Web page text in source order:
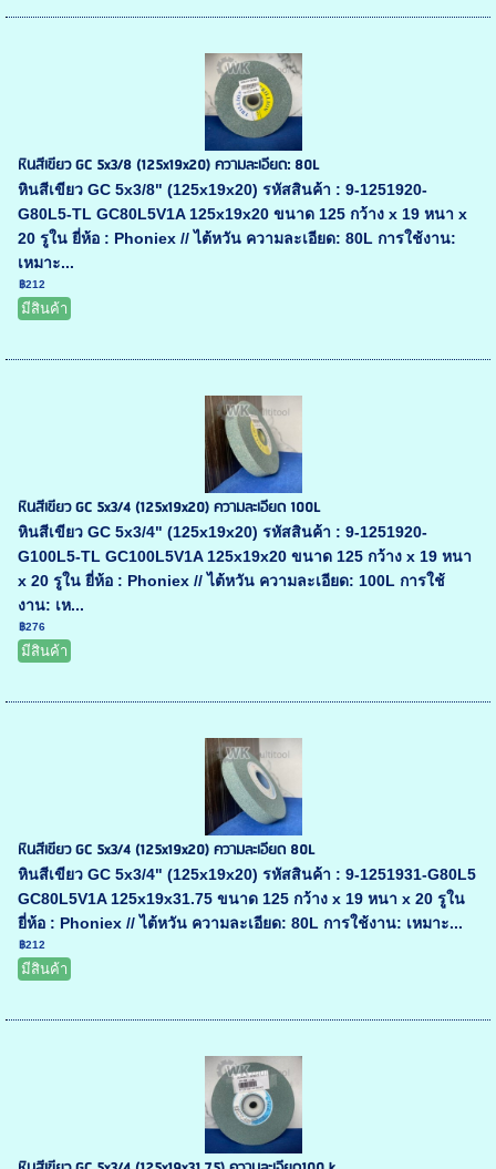
หินสีเขียว GC 5x3/8 (125x19x20) ความละเอียด: 80L
หินสีเขียว GC 5x3/8" (125x19x20) รหัสสินค้า : 9-1251920-
G80L5-TL GC80L5V1A 125x19x20 ขนาด 125 กว้าง x 19 หนา x
20 รูใน ยี่ห้อ : Phoniex // ไต้หวัน ความละเอียด: 80L การใช้งาน:
เหมาะ...
฿212
มีสินค้า
หินสีเขียว GC 5x3/4 (125x19x20) ความละเอียด 100L
หินสีเขียว GC 5x3/4" (125x19x20) รหัสสินค้า : 9-1251920-
G100L5-TL GC100L5V1A 125x19x20 ขนาด 125 กว้าง x 19 หนา
x 20 รูใน ยี่ห้อ : Phoniex // ไต้หวัน ความละเอียด: 100L การใช้
งาน: เห...
฿276
มีสินค้า
หินสีเขียว GC 5x3/4 (125x19x20) ความละเอียด 80L
หินสีเขียว GC 5x3/4" (125x19x20) รหัสสินค้า : 9-1251931-G80L5
GC80L5V1A 125x19x31.75 ขนาด 125 กว้าง x 19 หนา x 20 รูใน
ยี่ห้อ : Phoniex // ไต้หวัน ความละเอียด: 80L การใช้งาน: เหมาะ...
฿212
มีสินค้า